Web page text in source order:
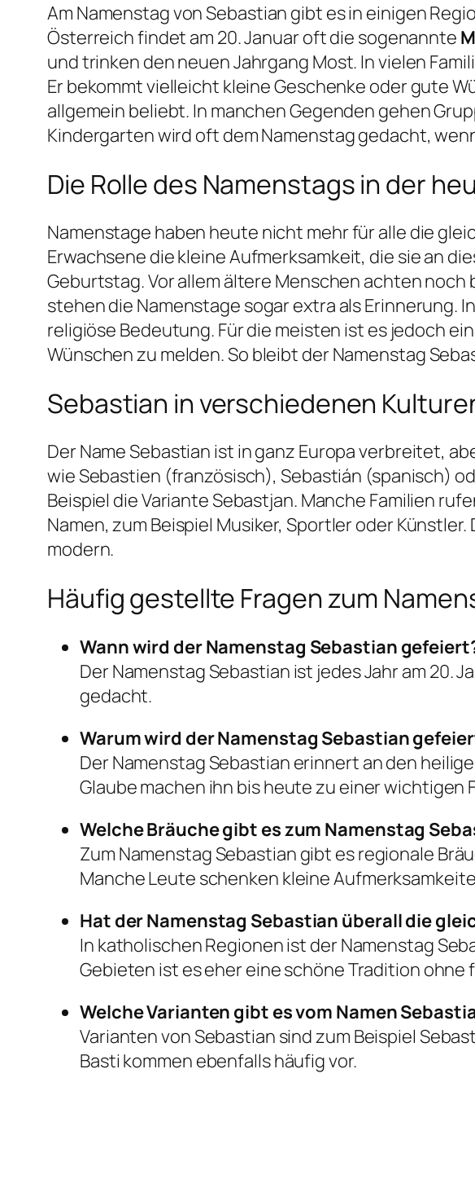
Am Namenstag von Sebastian gibt es in einigen
Österreich findet am 20. Januar oft die sogenannte
und trinken den neuen Jahrgang Most. In vielen
Er bekommt vielleicht kleine Geschenke oder gute
allgemein beliebt. In manchen Gegenden gehen
Kindergarten wird oft dem Namenstag gedacht,
Die Rolle des Namenstags in der
Namenstage haben heute nicht mehr für alle die
Erwachsene die kleine Aufmerksamkeit, die sie an
Geburtstag. Vor allem ältere Menschen achten
stehen die Namenstage sogar extra als Erinnerung.
religiöse Bedeutung. Für die meisten ist es jedoch
Wünschen zu melden. So bleibt der Namenstag
Sebastian in verschiedenen
Der Name Sebastian ist in ganz Europa verbreitet,
wie Sebastien (französisch), Sebastián (spanisch)
Beispiel die Variante Sebastjan. Manche Familien
Namen, zum Beispiel Musiker, Sportler oder
modern.
Häufig gestellte Fragen zum
Wann wird der Namenstag Sebastian
Der Namenstag Sebastian ist jedes Jahr am 20.
gedacht.
Warum wird der Namenstag Sebastian
Der Namenstag Sebastian erinnert an den
Glaube machen ihn bis heute zu einer wichtigen
Welche Bräuche gibt es zum Namenstag
Zum Namenstag Sebastian gibt es regionale
Manche Leute schenken kleine
Hat der Namenstag Sebastian überall die
In katholischen Regionen ist der Namenstag
Gebieten ist es eher eine schöne Tradition ohne
Welche Varianten gibt es vom Namen
Varianten von Sebastian sind zum Beispiel
Basti kommen ebenfalls häufig vor.